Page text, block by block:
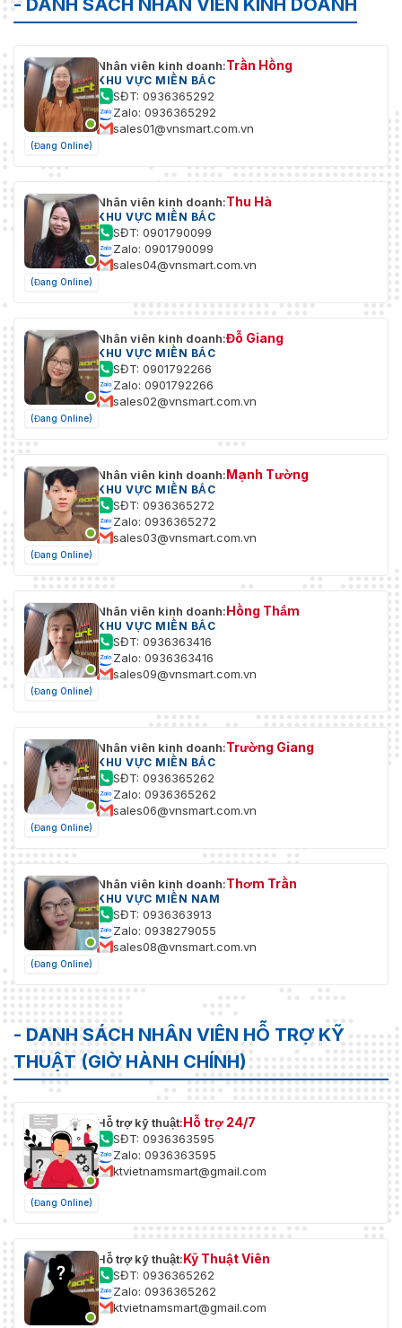
- DANH SÁCH NHÂN VIÊN KINH DOANH
(Đang Online)
Nhân viên kinh doanh:Trần Hồng
KHU VỰC MIỀN BẮC
SĐT: 0936365292
Zalo: 0936365292
sales01@vnsmart.com.vn
(Đang Online)
Nhân viên kinh doanh:Thu Hà
KHU VỰC MIỀN BẮC
SĐT: 0901790099
Zalo: 0901790099
sales04@vnsmart.com.vn
(Đang Online)
Nhân viên kinh doanh:Đỗ Giang
KHU VỰC MIỀN BẮC
SĐT: 0901792266
Zalo: 0901792266
sales02@vnsmart.com.vn
(Đang Online)
Nhân viên kinh doanh:Mạnh Tường
KHU VỰC MIỀN BẮC
SĐT: 0936365272
Zalo: 0936365272
sales03@vnsmart.com.vn
(Đang Online)
Nhân viên kinh doanh:Hồng Thắm
KHU VỰC MIỀN BẮC
SĐT: 0936363416
Zalo: 0936363416
sales09@vnsmart.com.vn
(Đang Online)
Nhân viên kinh doanh:Trường Giang
KHU VỰC MIỀN BẮC
SĐT: 0936365262
Zalo: 0936365262
sales06@vnsmart.com.vn
(Đang Online)
Nhân viên kinh doanh:Thơm Trần
KHU VỰC MIỀN NAM
SĐT: 0936363913
Zalo: 0938279055
sales08@vnsmart.com.vn
- DANH SÁCH NHÂN VIÊN HỖ TRỢ KỸ
THUẬT (GIỜ HÀNH CHÍNH)
(Đang Online)
Hỗ trợ kỹ thuật:Hỗ trợ 24/7
SĐT: 0936363595
Zalo: 0936363595
ktvietnamsmart@gmail.com
Hỗ trợ kỹ thuật:Kỹ Thuật Viên
SĐT: 0936365262
Zalo: 0936365262
ktvietnamsmart@gmail.com